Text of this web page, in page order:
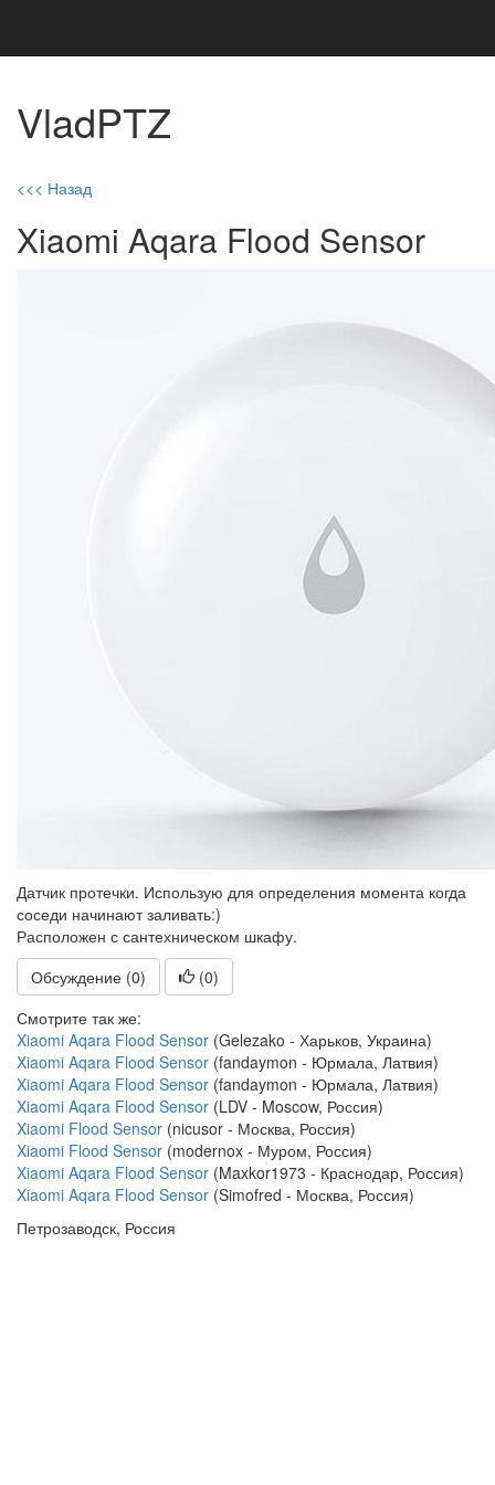
VladPTZ
<<< Назад
Xiaomi Aqara Flood Sensor
Датчик протечки. Использую для определения момента когда
соседи начинают заливать:)
Расположен с сантехническом шкафу.
Обсуждение (0)
(0)
Смотрите так же:
Xiaomi Aqara Flood Sensor (Gelezako - Харьков, Украина)
Xiaomi Aqara Flood Sensor (fandaymon - Юрмала, Латвия)
Xiaomi Aqara Flood Sensor (fandaymon - Юрмала, Латвия)
Xiaomi Aqara Flood Sensor (LDV - Moscow, Россия)
Xiaomi Flood Sensor (nicusor - Москва, Россия)
Xiaomi Flood Sensor (modernox - Муром, Россия)
Xiaomi Aqara Flood Sensor (Maxkor1973 - Краснодар, Россия)
Xiaomi Aqara Flood Sensor (Simofred - Москва, Россия)
Петрозаводск, Россия